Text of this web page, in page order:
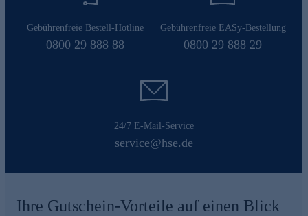
Gebührenfreie Bestell-Hotline
0800 29 888 88
Gebührenfreie EASy-Bestellung
0800 29 888 29
24/7 E-Mail-Service
service@hse.de
Ihre Gutschein-Vorteile auf einen Blick